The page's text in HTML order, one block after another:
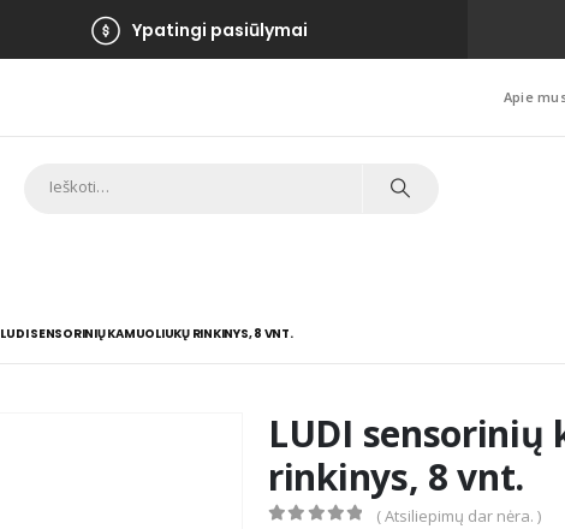
Ypatingi pasiūlymai
Apie
LUDI SENSORINIŲ KAMUOLIUKŲ RINKINYS, 8 VNT.
LUDI
rinkinys, 8 vnt.
( Atsiliepimų dar nėra. )